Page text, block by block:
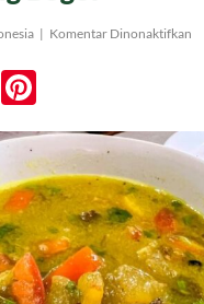
| Komentar Dinonaktifkan
WhatsApp